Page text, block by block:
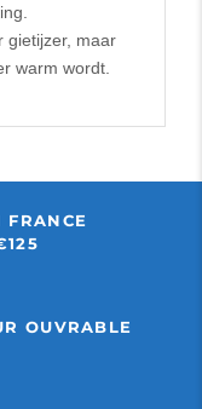
gietijzer, maar
warm wordt.
FRANCE
OUVRABLE